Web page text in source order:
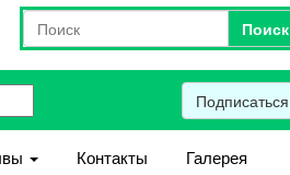
Форма поиска
Поиск
Поиск
Подписаться
Контакты Галерея